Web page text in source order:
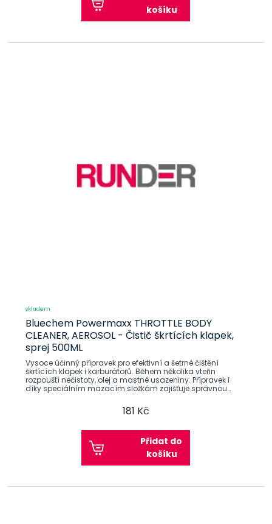
košíku
skladem
Bluechem Powermaxx THROTTLE BODY
CLEANER, AEROSOL - Čistič škrtících klapek,
sprej 500ML
Vysoce účinný přípravek pro efektivní a šetrné čištění
škrtících klapek i karburátorů. Během několika vteřin
rozpouští nečistoty, olej a mastné usazeniny. Přípravek i
díky speciálním mazacím složkám zajišťuje správnou
181 Kč
Přidat do
košíku